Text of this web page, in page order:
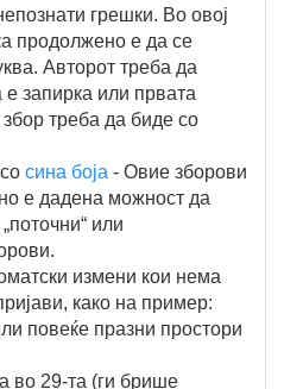
грешки. Во овој
продолжено е да се
Авторот треба да
запирка или првата
треба да биде со
сина боја - Овие зборови
е дадена можност да
или
измени кои нема
како на пример:
повеќе празни простори
во 29-та (ги брише